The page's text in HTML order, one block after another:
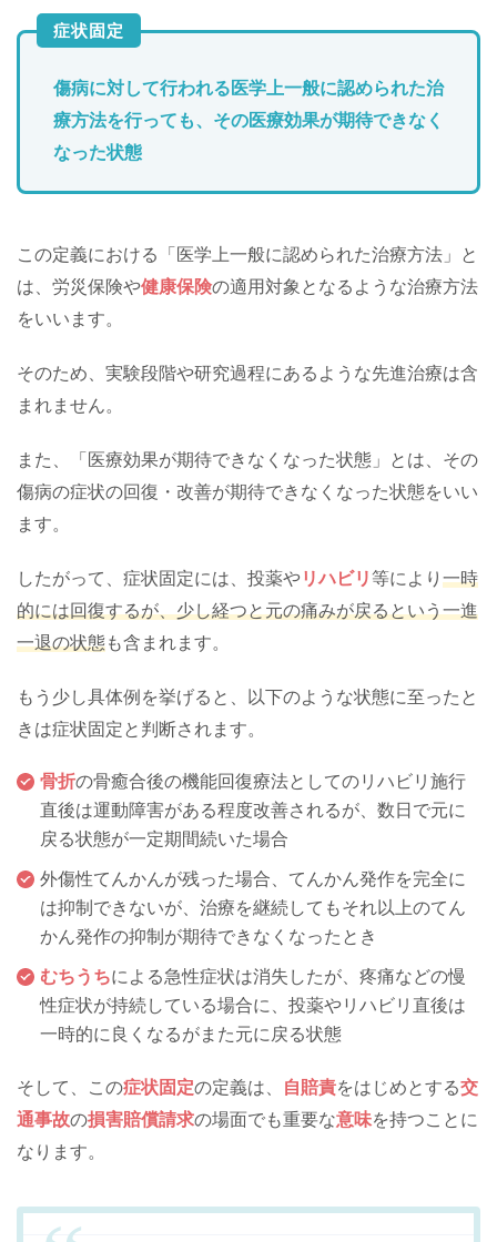
症状固定
傷病に対して行われる医学上一般に認められた治
療方法を行っても、その医療効果が期待できなく
なった状態
この定義における「医学上一般に認められた治療方法」と
は、労災保険や健康保険の適用対象となるような治療方法
をいいます。
そのため、実験段階や研究過程にあるような先進治療は含
まれません。
また、「医療効果が期待できなくなった状態」とは、その
傷病の症状の回復・改善が期待できなくなった状態をいい
ます。
したがって、症状固定には、投薬やリハビリ 等により 一時
的には回復するが、少し経つと元の痛みが戻るという一進
一退の状態も含まれます。
もう少し具体例を挙げると、以下のような状態に至ったと
きは症状固定と判断されます。
骨折の骨癒合後の機能回復療法としてのリハビリ施行
直後は運動障害がある程度改善されるが、数日で元に
戻る状態が一定期間続いた場合
外傷性てんかんが残った場合、てんかん発作を完全に
は抑制できないが、治療を継続してもそれ以上のてん
かん発作の抑制が期待できなくなったとき
むちうちによる急性症状は消失したが、疼痛などの慢
性症状が持続している場合に、投薬やリハビリ直後は
一時的に良くなるがまた元に戻る状態
そして、この症状固定の定義は、 自賠責をはじめとする交
通事故の損害賠償請求の場面でも重要な意味を持つことに
なります。